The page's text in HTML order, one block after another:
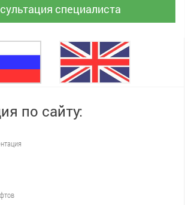
специалиста
по сайту: